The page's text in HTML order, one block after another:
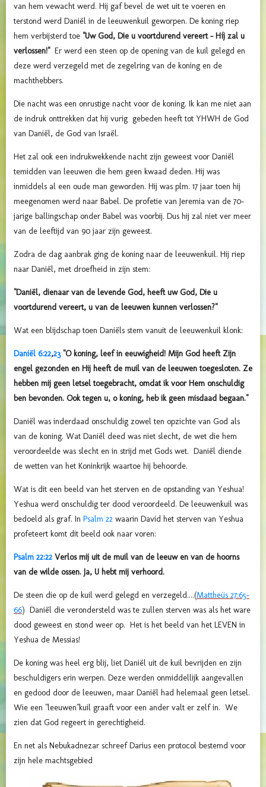
van hem vewacht werd. Hij gaf bevel de wet uit te voeren en
terstond werd Daniël in de leeuwenkuil geworpen. De koning riep
hem verbijsterd toe "Uw God, Die u voortdurend vereert – Híj zal u
verlossen!"Er werd een steen op de opening van de kuil gelegd en
deze werd verzegeld met de zegelring van de koning en de
machthebbers.
Die nacht was een onrustige nacht voor de koning. Ik kan me niet aan
de indruk onttrekken dat hij vurig gebeden heeft tot YHWH de God
van Daniël, de God van Israël.
Het zal ook een indrukwekkende nacht zijn geweest voor Daniël
temidden van leeuwen die hem geen kwaad deden. Hij was
inmiddels al een oude man geworden. Hij was plm. 17 jaar toen hij
meegenomen werd naar Babel. De profetie van Jeremia van de 70-
jarige ballingschap onder Babel was voorbij. Dus hij zal niet ver meer
van de leeftijd van 90 jaar zijn geweest.
Zodra de dag aanbrak ging de koning naar de leeuwenkuil. Hij riep
naar Daniël, met droefheid in zijn stem:
"Daniël, dienaar van de levende God, heeft uw God, Die u
voortdurend vereert, u van de leeuwen kunnen verlossen?"
Wat een blijdschap toen Daniëls stem vanuit de leeuwenkuil klonk:
Daniël 6:22,23"O koning, leef in eeuwigheid! Mijn God heeft Zijn
engel gezonden en Hij heeft de muil van de leeuwen toegesloten. Ze
hebben mij geen letsel toegebracht, omdat ik voor Hem onschuldig
ben bevonden. Ook tegen u, o koning, heb ik geen misdaad begaan."
Daniël was inderdaad onschuldig zowel ten opzichte van God als
van de koning. Wat Daniël deed was niet slecht, de wet die hem
veroordeelde was slecht en in strijd met Gods wet. Daniël diende
de wetten van het Koninkrijk waartoe hij behoorde.
Wat is dit een beeld van het sterven en de opstanding van Yeshua!
Yeshua werd onschuldig ter dood veroordeeld. De leeuwenkuil was
bedoeld als graf. In Psalm 22 waarin David het sterven van Yeshua
profeteert komt dit beeld ook naar voren:
Psalm 22:22 Verlos mij uit de muil van de leeuw en van de hoorns
van de wilde ossen. Ja, U hebt mij verhoord.
De steen die op de kuil werd gelegd en verzegeld....(Mattheüs 27:65-
66) Daniël die verondersteld was te zullen sterven was als het ware
dood geweest en stond weer op. Het is het beeld van het LEVEN in
Yeshua de Messias!
De koning was heel erg blij, liet Daniël uit de kuil bevrijden en zijn
beschuldigers erin werpen. Deze werden onmiddellijk aangevallen
en gedood door de leeuwen, maar Daniël had helemaal geen letsel.
Wie een "leeuwen"kuil graaft voor een ander valt er zelf in. We
zien dat God regeert in gerechtigheid.
En net als Nebukadnezar schreef Darius een protocol bestemd voor
zijn hele machtsgebied